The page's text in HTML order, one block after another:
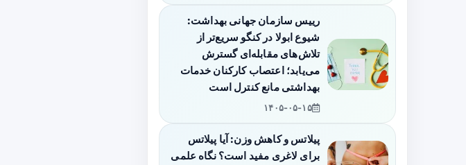
رییس سازمان جهانی بهداشت:
شیوع ابولا در کنگو سریع‌تر از
تلاش‌های مقابله‌ای گسترش
می‌یابد؛ اعتصاب کارکنان خدمات
بهداشتی مانع کنترل است
۱۴۰۵-۰۵-۱۵
پیلاتس و کاهش وزن: آیا پیلاتس
برای لاغری مفید است؟ نگاه علمی